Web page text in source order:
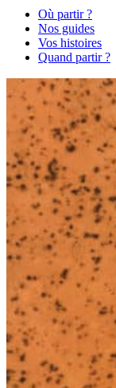
Où partir ?
Nos guides
Vos histoires
Quand partir ?